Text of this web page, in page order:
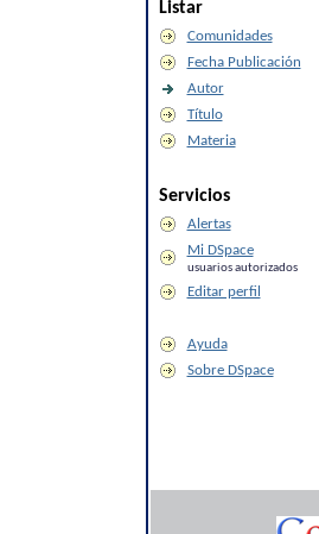
Listar
Comunidades
Fecha Publicación
Autor
Título
Materia
Servicios
Alertas
Mi DSpace
usuarios autorizados
Editar perfil
Ayuda
Sobre DSpace